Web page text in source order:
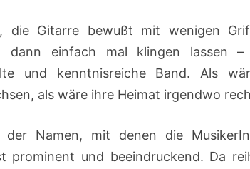
die Gitarre bewußt mit wenigen
einfach mal klingen lassen –
und kenntnisreiche Band. Als
als wäre ihre Heimat irgendwo
der Namen, mit denen die
prominent und beeindruckend. Da